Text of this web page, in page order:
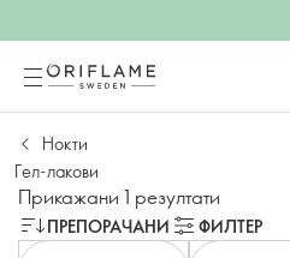
Нокти
Гел-лакови
Прикажани 1 резултати
ПРЕПОРАЧАНИ
ФИЛТЕР